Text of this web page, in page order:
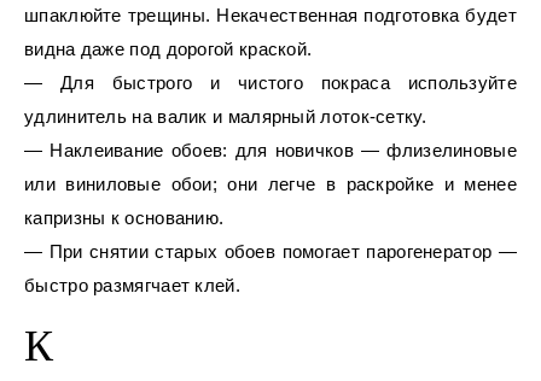
шпаклюйте трещины. Некачественная подготовка будет
видна даже под дорогой краской.
— Для быстрого и чистого покраса используйте
удлинитель на валик и малярный лоток‑сетку.
— Наклеивание обоев: для новичков — флизелиновые
или виниловые обои; они легче в раскройке и менее
капризны к основанию.
— При снятии старых обоев помогает парогенератор —
быстро размягчает клей.
К